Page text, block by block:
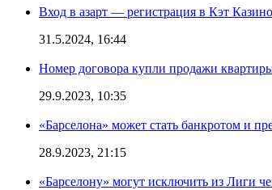
Вход в азарт — регистрация в Кэт
31.5.2024, 16:44
Номер договора купли продажи
29.9.2023, 10:35
«Барселона» может стать банкротом и
28.9.2023, 21:15
«Барселону» могут исключить из Лиги